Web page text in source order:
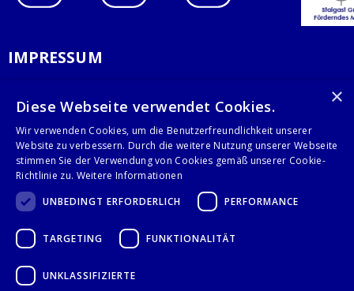
IMPRESSUM
AGB
KONTAKT
Stalgast GmbH
28359 Bremen
+49 421 408844-0
×
Diese Webseite verwendet Cookies.
Wir verwenden Cookies, um die Benutzerfreundlichkeit unserer
Website zu verbessern. Durch die weitere Nutzung unserer Webseite
stimmen Sie der Verwendung von Cookies gemäß unserer Cookie-
Richtlinie zu. Weitere Informationen
UNBEDINGT ERFORDERLICH
PERFORMANCE
TARGETING FUNKTIONALITÄT
UNKLASSIFIZIERTE